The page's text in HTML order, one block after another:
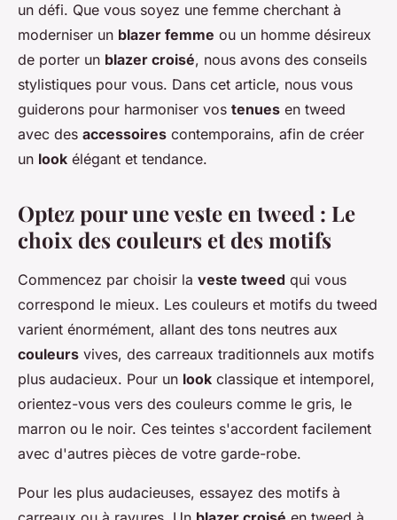
un défi. Que vous soyez une femme cherchant à
moderniser un blazer femme ou un homme désireux
de porter un blazer croisé, nous avons des conseils
stylistiques pour vous. Dans cet article, nous vous
guiderons pour harmoniser vos tenues en tweed
avec des accessoires contemporains, afin de créer
un look élégant et tendance.
Optez pour une veste en tweed : Le
choix des couleurs et des motifs
Commencez par choisir la veste tweed qui vous
correspond le mieux. Les couleurs et motifs du tweed
varient énormément, allant des tons neutres aux
couleurs vives, des carreaux traditionnels aux motifs
plus audacieux. Pour un look classique et intemporel,
orientez-vous vers des couleurs comme le gris, le
marron ou le noir. Ces teintes s'accordent facilement
avec d'autres pièces de votre garde-robe.
Pour les plus audacieuses, essayez des motifs à